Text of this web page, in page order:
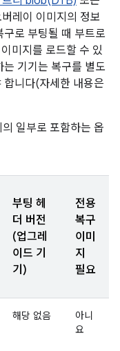
버레이 이미지의 정보
로 부팅될 때 부트로
미지를 로드할 수 있
는 기기는 복구를 별도
합니다(자세한 내용은
일부로 포함하는 옵
부팅 헤
더 버전
(업그레
이드 기
기)
전용
복구
이미
지
필요
해당 없음
아니
요